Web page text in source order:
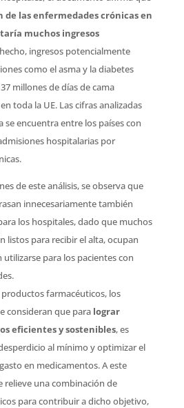
de las enfermedades crónicas en
muchos ingresos
ingresos potencialmente
como el asma y la diabetes
millones de días de cama
toda la UE. Las cifras analizadas
se encuentra entre los países con
hospitalarias por
de este análisis, se observa que
innecesariamente también
los hospitales, dado que muchos
listos para recibir el alta, ocupan
para los pacientes con
productos farmacéuticos, los
consideran que para lograr
eficientes y sostenibles, es
al mínimo y optimizar el
en medicamentos. A este
relieve una combinación de
para contribuir a dicho objetivo,